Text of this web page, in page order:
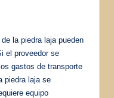
la piedra laja pueden
el proveedor se
gastos de transporte
piedra laja se
equipo